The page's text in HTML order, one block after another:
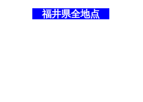
福井県全地点